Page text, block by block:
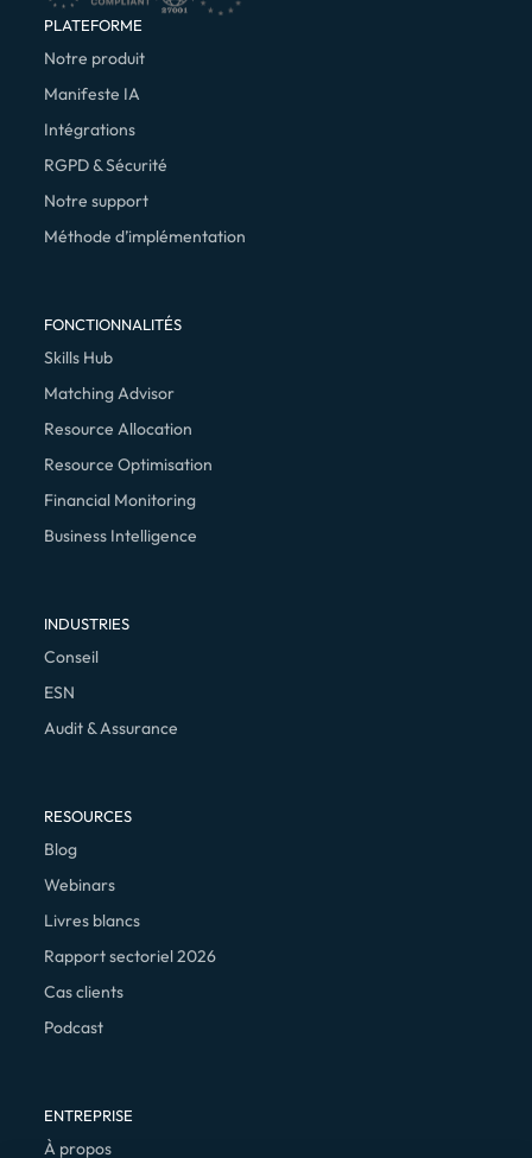
PLATEFORME
Notre produit
Manifeste IA
Intégrations
RGPD & Sécurité
Notre support
Méthode d’implémentation
FONCTIONNALITÉS
Skills Hub
Matching Advisor
Resource Allocation
Resource Optimisation
Financial Monitoring
Business Intelligence
INDUSTRIES
Conseil
ESN
Audit & Assurance
RESOURCES
Blog
Webinars
Livres blancs
Rapport sectoriel 2026
Cas clients
Podcast
ENTREPRISE
À propos